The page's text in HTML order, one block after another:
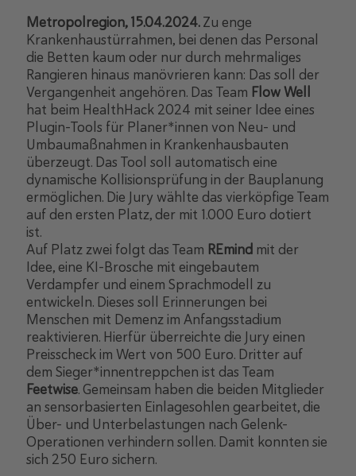
Metropolregion, 15.04.2024.Zu enge
Krankenhaustürrahmen, bei denen das Personal
die Betten kaum oder nur durch mehrmaliges
Rangieren hinaus manövrieren kann: Das soll der
Vergangenheit angehören. Das Team Flow Well
hat beim HealthHack 2024 mit seiner Idee eines
Plugin-Tools für Planer*innen von Neu- und
Umbaumaßnahmen in Krankenhausbauten
überzeugt. Das Tool soll automatisch eine
dynamische Kollisionsprüfung in der Bauplanung
ermöglichen. Die Jury wählte das vierköpfige Team
auf den ersten Platz, der mit 1.000 Euro dotiert
ist.
Auf Platz zwei folgt das Team REmind mit der
Idee, eine KI-Brosche mit eingebautem
Verdampfer und einem Sprachmodell zu
entwickeln. Dieses soll Erinnerungen bei
Menschen mit Demenz im Anfangsstadium
reaktivieren. Hierfür überreichte die Jury einen
Preisscheck im Wert von 500 Euro. Dritter auf
dem Sieger*innentreppchen ist das Team
Feetwise. Gemeinsam haben die beiden Mitglieder
an sensorbasierten Einlagesohlen gearbeitet, die
Über- und Unterbelastungen nach Gelenk-
Operationen verhindern sollen. Damit konnten sie
sich 250 Euro sichern.